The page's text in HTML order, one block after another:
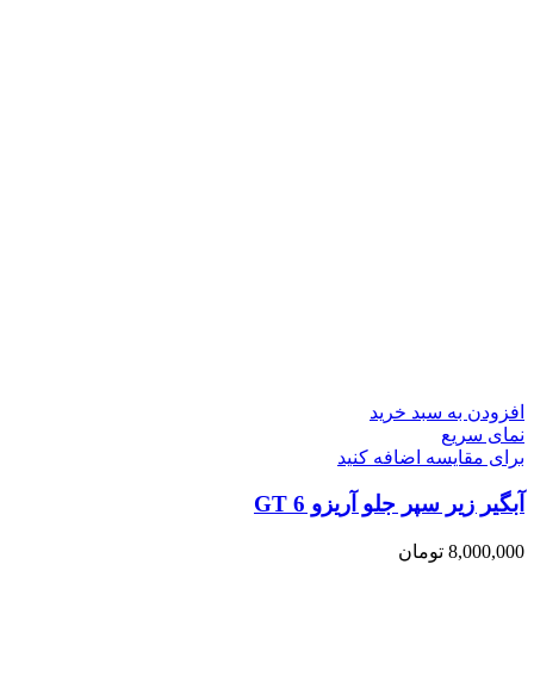
افزودن به سبد خرید
نمای سریع
برای مقایسه اضافه کنید
آبگیر زیر سپر جلو آریزو 6 GT
8,000,000 تومان